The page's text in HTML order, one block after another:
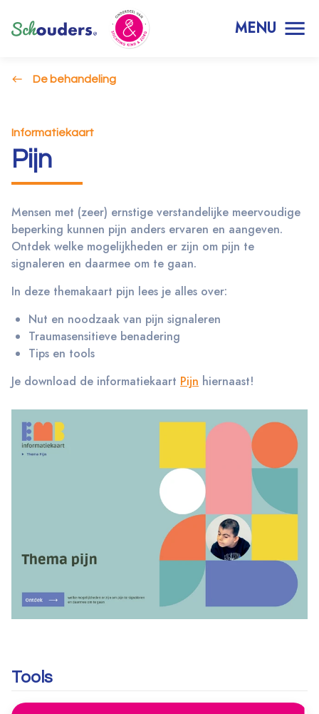
MENU
De behandeling
Informatiekaart
Pijn
Mensen met (zeer) ernstige verstandelijke meervoudige
beperking kunnen pijn anders ervaren en aangeven.
Ontdek welke mogelijkheden er zijn om pijn te
signaleren en daarmee om te gaan.
In deze themakaart pijn lees je alles over:
Nut en noodzaak van pijn signaleren
Traumasensitieve benadering
Tips en tools
Je download de informatiekaart Pijn hiernaast!
Tools